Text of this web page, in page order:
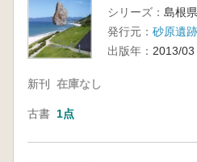
シリーズ：
発行元： 砂原遺
出版年： 2013/03
新刊 在庫なし
古書 1点